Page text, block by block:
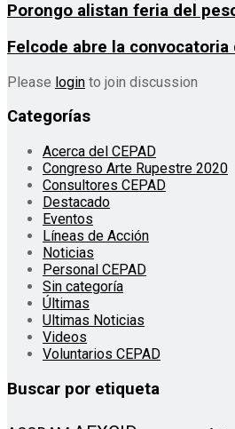
Porongo alistan feria del
Felcode abre la
Please login to join discussion
Categorías
Acerca del CEPAD
Congreso Arte Rupestre 2020
Consultores CEPAD
Destacado
Eventos
Líneas de Acción
Noticias
Personal CEPAD
Sin categoría
Últimas
Ultimas Noticias
Videos
Voluntarios CEPAD
Buscar por etiqueta